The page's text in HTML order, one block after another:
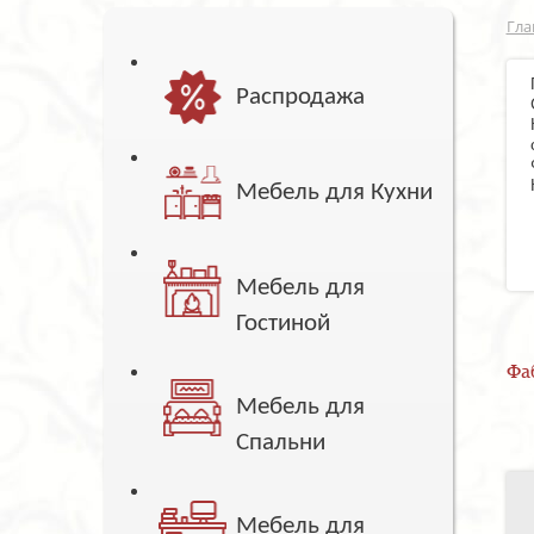
Распродажа
Мебель для Кухни
Мебель для
Гостиной
Мебель для
Спальни
Мебель для